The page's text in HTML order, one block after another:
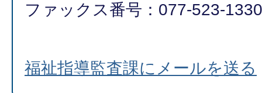
ファックス番号：077-523-1330
福祉指導監査課にメールを送る